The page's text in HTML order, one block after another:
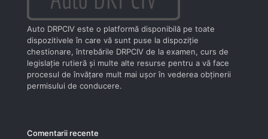
Auto DRPCIV este o platformă disponibilă pe toate
dispozitivele în care vă sunt puse la dispoziţie
chestionare, întrebările DRPCIV de la examen, curs de
legislaţie rutieră şi multe alte resurse pentru a vă face
procesul de învăţare mult mai uşor în vederea obţinerii
permisului de conducere.
Comentarii recente